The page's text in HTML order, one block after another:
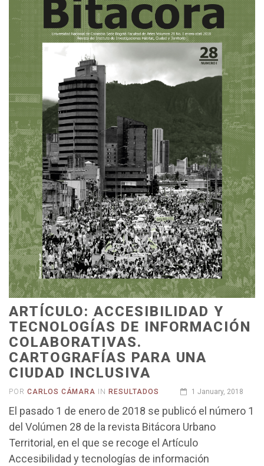
ARTÍCULO: ACCESIBILIDAD Y
TECNOLOGÍAS DE INFORMACIÓN
COLABORATIVAS.
CARTOGRAFÍAS PARA UNA
CIUDAD INCLUSIVA
POR CARLOS CÁMARA INRESULTADOS 1 January, 2018
El pasado 1 de enero de 2018 se publicó el número 1
del Volúmen 28 de la revista Bitácora Urbano
Territorial, en el que se recoge el Artículo
Accesibilidad y tecnologías de información